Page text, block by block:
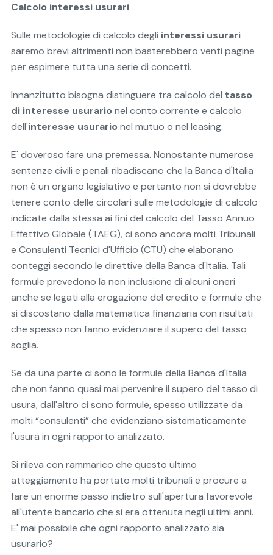
Calcolo interessi usurari
Sulle metodologie di calcolo degli interessi usurari
saremo brevi altrimenti non basterebbero venti pagine
per espimere tutta una serie di concetti.
Innanzitutto bisogna distinguere tra calcolo del tasso
di interesse usurario nel conto corrente e calcolo
dell'interesse usurario nel mutuo o nel leasing.
E' doveroso fare una premessa. Nonostante numerose
sentenze civili e penali ribadiscano che la Banca d'Italia
non è un organo legislativo e pertanto non si dovrebbe
tenere conto delle circolari sulle metodologie di calcolo
indicate dalla stessa ai fini del calcolo del Tasso Annuo
Effettivo Globale (TAEG), ci sono ancora molti Tribunali
e Consulenti Tecnici d'Ufficio (CTU) che elaborano
conteggi secondo le direttive della Banca d'Italia. Tali
formule prevedono la non inclusione di alcuni oneri
anche se legati alla erogazione del credito e formule che
si discostano dalla matematica finanziaria con risultati
che spesso non fanno evidenziare il supero del tasso
soglia.
Se da una parte ci sono le formule della Banca d'Italia
che non fanno quasi mai pervenire il supero del tasso di
usura, dall'altro ci sono formule, spesso utilizzate da
molti “consulenti” che evidenziano sistematicamente
l'usura in ogni rapporto analizzato.
Si rileva con rammarico che questo ultimo
atteggiamento ha portato molti tribunali e procure a
fare un enorme passo indietro sull'apertura favorevole
all'utente bancario che si era ottenuta negli ultimi anni.
E' mai possibile che ogni rapporto analizzato sia
usurario?